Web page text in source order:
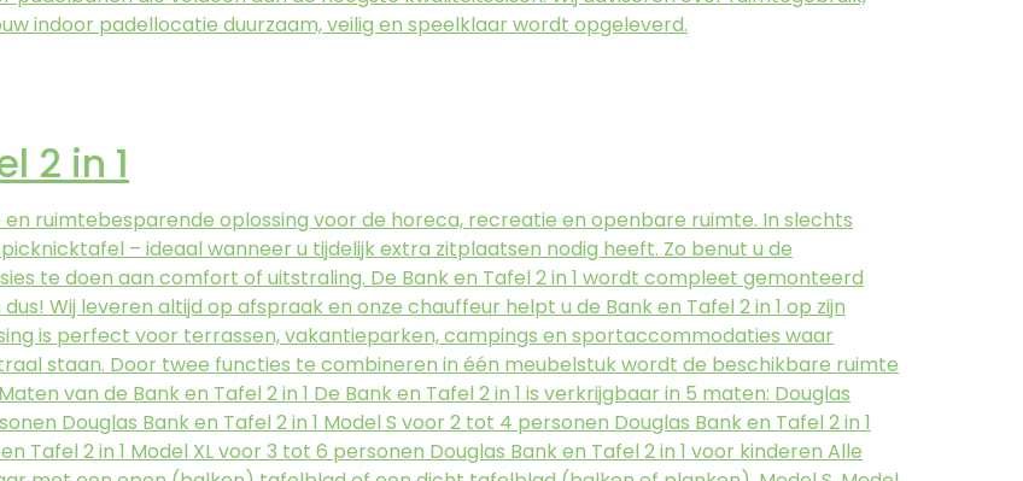
indoor padellocatie duurzaam, veilig en speelklaar wordt opgeleverd.
2 in 1
ruimtebesparende oplossing voor de horeca, recreatie en openbare ruimte. In slechts
– ideaal wanneer u tijdelijk extra zitplaatsen nodig heeft. Zo benut u de
te doen aan comfort of uitstraling. De Bank en Tafel 2 in 1 wordt compleet gemonteerd
Wij leveren altijd op afspraak en onze chauffeur helpt u de Bank en Tafel 2 in 1 op zijn
is perfect voor terrassen, vakantieparken, campings en sportaccommodaties waar
staan. Door twee functies te combineren in één meubelstuk wordt de beschikbare ruimte
van de Bank en Tafel 2 in 1 De Bank en Tafel 2 in 1 is verkrijgbaar in 5 maten: Douglas
Douglas Bank en Tafel 2 in 1 Model S voor 2 tot 4 personen Douglas Bank en Tafel 2 in 1
Tafel 2 in 1 Model XL voor 3 tot 6 personen Douglas Bank en Tafel 2 in 1 voor kinderen Alle